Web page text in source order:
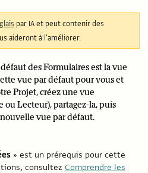
par IA et peut contenir des
aideront à l'améliorer.
des Formulaires est la vue
vue par défaut pour vous et
Projet, créez une vue
ou Lecteur), partagez-la, puis
vue par défaut.
» est un prérequis pour cette
consultez Comprendre les